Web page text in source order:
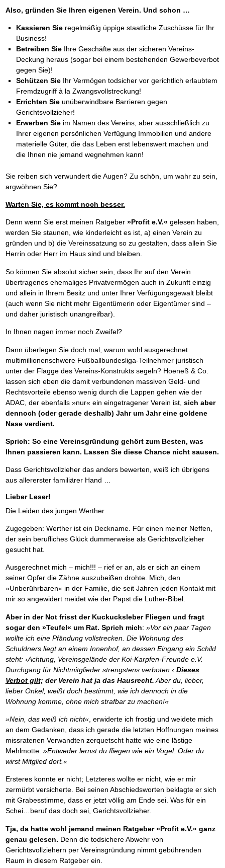
Also, gründen Sie Ihren eigenen Verein. Und schon …
Kassieren Sie regelmäßig üppige staatliche Zuschüsse für Ihr
Business!
Betreiben Sie Ihre Geschäfte aus der sicheren Vereins-
Deckung heraus (sogar bei einem bestehenden Gewerbeverbot
gegen Sie)!
Schützen Sie Ihr Vermögen todsicher vor gerichtlich erlaubtem
Fremdzugriff à la Zwangsvollstreckung!
Errichten Sie unüberwindbare Barrieren gegen
Gerichtsvollzieher!
Erwerben Sie im Namen des Vereins, aber ausschließlich zu
Ihrer eigenen persönlichen Verfügung Immobilien und andere
materielle Güter, die das Leben erst lebenswert machen und
die Ihnen nie jemand wegnehmen kann!
Sie reiben sich verwundert die Augen? Zu schön, um wahr zu sein,
argwöhnen Sie?
Warten Sie, es kommt noch besser.
Denn wenn Sie erst meinen Ratgeber »Profit e.V.« gelesen haben,
werden Sie staunen, wie kinderleicht es ist, a) einen Verein zu
gründen und b) die Vereinssatzung so zu gestalten, dass allein Sie
Herrin oder Herr im Haus sind und bleiben.
So können Sie absolut sicher sein, dass Ihr auf den Verein
übertragenes ehemaliges Privatvermögen auch in Zukunft einzig
und allein in Ihrem Besitz und unter Ihrer Verfügungsgewalt bleibt
(auch wenn Sie nicht mehr Eigentümerin oder Eigentümer sind –
und daher juristisch unangreifbar).
In Ihnen nagen immer noch Zweifel?
Dann überlegen Sie doch mal, warum wohl ausgerechnet
multimillionenschwere Fußballbundesliga-Teilnehmer juristisch
unter der Flagge des Vereins-Konstrukts segeln? Hoeneß & Co.
lassen sich eben die damit verbundenen massiven Geld- und
Rechtsvorteile ebenso wenig durch die Lappen gehen wie der
ADAC, der ebenfalls »nur« ein eingetragener Verein ist, sich aber
dennoch (oder gerade deshalb) Jahr um Jahr eine goldene
Nase verdient.
Sprich: So eine Vereinsgründung gehört zum Besten, was
Ihnen passieren kann. Lassen Sie diese Chance nicht sausen.
Dass Gerichtsvollzieher das anders bewerten, weiß ich übrigens
aus allererster familiärer Hand …
Lieber Leser!
Die Leiden des jungen Werther
Zugegeben: Werther ist ein Deckname. Für einen meiner Neffen,
der sein berufliches Glück dummerweise als Gerichtsvollzieher
gesucht hat.
Ausgerechnet mich – mich!!! – rief er an, als er sich an einem
seiner Opfer die Zähne auszubeißen drohte. Mich, den
»Unberührbaren« in der Familie, die seit Jahren jeden Kontakt mit
mir so angewidert meidet wie der Papst die Luther-Bibel.
Aber in der Not frisst der Kuckucksleber Fliegen und fragt
sogar den »Teufel« um Rat. Sprich mich: »Vor ein paar Tagen
wollte ich eine Pfändung vollstrecken. Die Wohnung des
Schuldners liegt an einem Innenhof, an dessen Eingang ein Schild
steht: ›Achtung, Vereinsgelände der Koi-Karpfen-Freunde e.V.
Durchgang für Nichtmitglieder strengstens verboten.‹ Dieses
Verbot gilt; der Verein hat ja das Hausrecht. Aber du, lieber,
lieber Onkel, weißt doch bestimmt, wie ich dennoch in die
Wohnung komme, ohne mich strafbar zu machen!«
»Nein, das weiß ich nicht«, erwiderte ich frostig und weidete mich
an dem Gedanken, dass ich gerade die letzten Hoffnungen meines
missratenen Verwandten zerquetscht hatte wie eine lästige
Mehlmotte. »Entweder lernst du fliegen wie ein Vogel. Oder du
wirst Mitglied dort.«
Ersteres konnte er nicht; Letzteres wollte er nicht, wie er mir
zermürbt versicherte. Bei seinen Abschiedsworten beklagte er sich
mit Grabesstimme, dass er jetzt völlig am Ende sei. Was für ein
Schei…beruf das doch sei, Gerichtsvollzieher.
Tja, da hatte wohl jemand meinen Ratgeber »Profit e.V.« ganz
genau gelesen. Denn die todsichere Abwehr von
Gerichtsvollziehern per Vereinsgründung nimmt gebührenden
Raum in diesem Ratgeber ein.